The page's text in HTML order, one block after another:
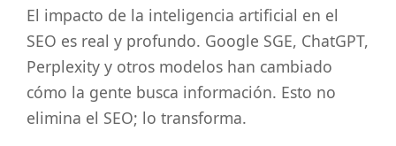
El impacto de la inteligencia artificial en el
SEO es real y profundo. Google SGE, ChatGPT,
Perplexity y otros modelos han cambiado
cómo la gente busca información. Esto no
elimina el SEO; lo transforma.